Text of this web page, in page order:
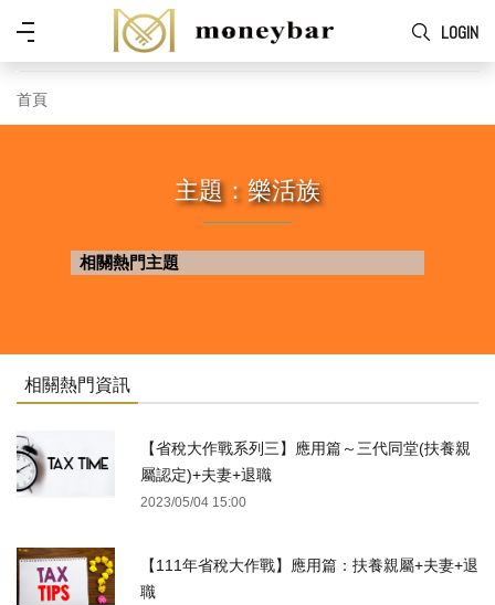
Skip to main content
LOGIN
功
首頁
主題：樂活族
相關熱門主題
相關熱門資訊
【省稅大作戰系列三】應用篇～三代同堂(扶養親
屬認定)+夫妻+退職
2023/05/04 15:00
【111年省稅大作戰】應用篇：扶養親屬+夫妻+退
職